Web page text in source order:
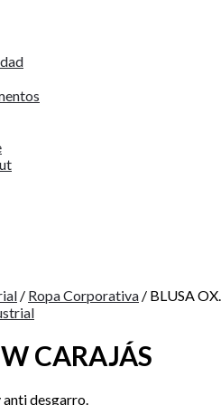
/ Ropa Corporativa / BLUSA
CARAJÁS
desgarro.